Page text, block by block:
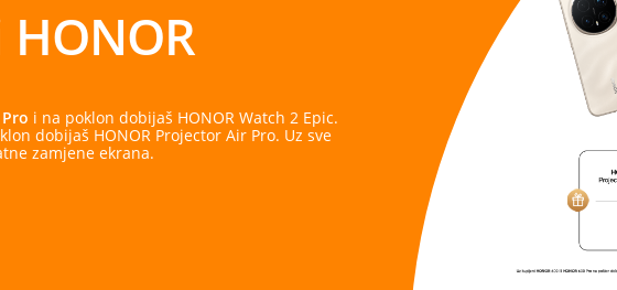
HONOR
i na poklon dobijaš HONOR Watch 2 Epic.
dobijaš HONOR Projector Air Pro. Uz sve
zamjene ekrana.